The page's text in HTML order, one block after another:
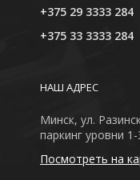
+375 29 3333 284
+375 33 3333 284
НАШ АДРЕС
Минск, ул.
паркинг уровни 1-
Посмотреть на